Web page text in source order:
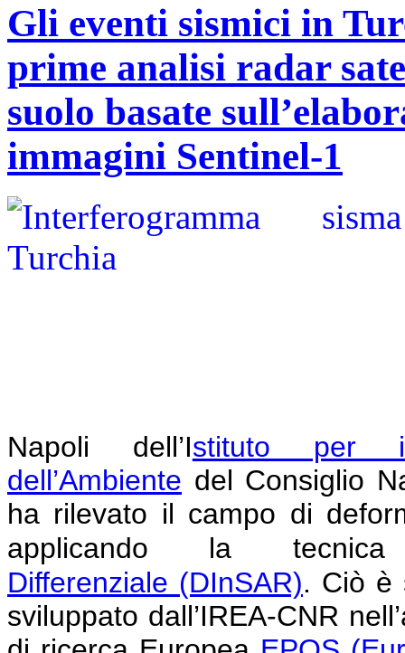
Gli eventi sismici in
prime analisi radar
suolo basate
immagini Sentinel-1
Napoli dell’Istituto per il
dell’Ambiente del Consiglio
ha rilevato il campo di
applicando la
Differenziale (DInSAR). Ciò è
sviluppato dall’IREA-CNR